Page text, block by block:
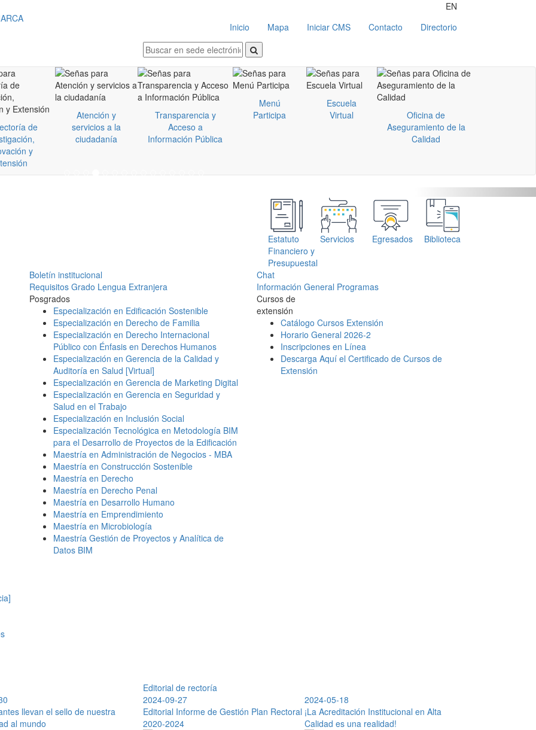
EN
Inicio
Mapa Iniciar CMS Contacto Directorio
de
y
Atención y
servicios a la
ciudadanía
Transparencia y
Acceso a
Información Pública
Menú
Participa
Escuela
Virtual
Oficina de
Aseguramiento de la
Calidad
Next
Estatuto
Financiero y
Presupuestal
Servicios Egresados Biblioteca
Boletín institucional
Chat
Requisitos Grado Lengua Extranjera
Información General Programas
Posgrados
Especialización en Edificación Sostenible
Especialización en Derecho de Familia
Especialización en Derecho Internacional
Público con Énfasis en Derechos Humanos
Especialización en Gerencia de la Calidad y
Auditoría en Salud [Virtual]
Especialización en Gerencia de Marketing Digital
Especialización en Gerencia en Seguridad y
Salud en el Trabajo
Especialización en Inclusión Social
Especialización Tecnológica en Metodología BIM
para el Desarrollo de Proyectos de la Edificación
Maestría en Administración de Negocios - MBA
Maestría en Construcción Sostenible
Maestría en Derecho
Maestría en Derecho Penal
Maestría en Desarrollo Humano
Maestría en Emprendimiento
Maestría en Microbiología
Maestría Gestión de Proyectos y Analítica de
Datos BIM
Cursos de
extensión
Catálogo Cursos Extensión
Horario General 2026-2
Inscripciones en Línea
Descarga Aquí el Certificado de Cursos de
Extensión
llevan el sello de nuestra
al mundo
2026-07-28
Boletín Institucional N° 135
2026-07-27
Conecta con el CEGA
Editorial de rectoría
nos enriquecen
de 2021
2024-09-27
Editorial Informe de Gestión Plan Rectoral
2020-2024
2024-05-18
¡La Acreditación Institucional en Alta
Calidad es una realidad!